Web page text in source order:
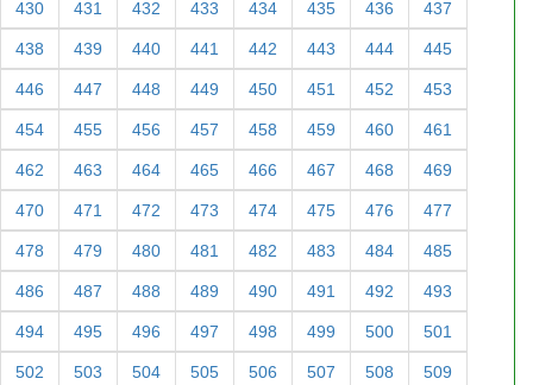
430 431 432 433 434 435 436 437
438 439 440 441 442 443 444 445
446 447 448 449 450 451 452 453
454 455 456 457 458 459 460 461
462 463 464 465 466 467 468 469
470 471 472 473 474 475 476 477
478 479 480 481 482 483 484 485
486 487 488 489 490 491 492 493
494 495 496 497 498 499 500 501
502 503 504 505 506 507 508 509